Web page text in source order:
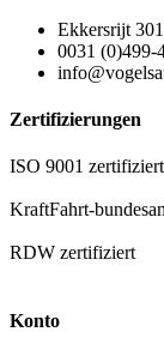
Ekkersrijt
0031 (0)499-
Zertifizierungen
ISO 9001
KraftFahrt-
RDW zertifiziert
Konto